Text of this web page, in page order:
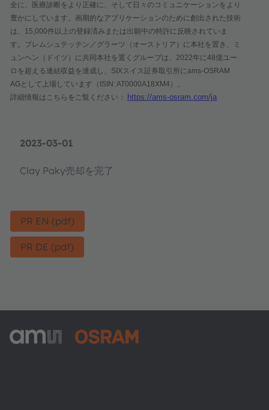
2023-03-01
Clay Paky売却を完了
PR EN (pdf)
PR DE (pdf)
全に、医療診断をより正確に、そして日々のコミュニケーションをより
豊かにしています。画期的なアプリケーションのために創出された技術
は、15,000件以上の登録済みまたは出願中の特許に反映されていま
す。プレムシュテッテン／グラーツ（オーストリア）に本社を置き、ミ
ュンヘン（ドイツ）に共同本社を置くグループは、2022年に48億ユー
ロを超える連結収益を達成し、SIXスイス証券取引所にams-OSRAM
AGとして上場しています（ISIN: AT0000A18XM4）。
詳細情報はこちらをご覧ください：
https://ams-osram.com/ja